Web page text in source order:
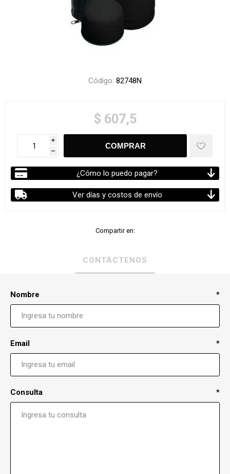
Código: 82748N
$ 607,5
i
h
¿Cómo lo puedo pagar?
Ver días y costos de envío
Compartir en:
CONTÁCTENOS
Nombre *
Email *
Consulta *